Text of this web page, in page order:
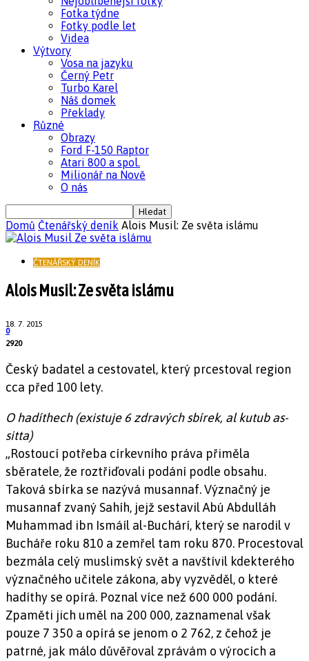
Fotka týdne
Fotky podle let
Videa
Výtvory
Vosa na jazyku
Černý Petr
Turbo Karel
Náš domek
Překlady
Různé
Obrazy
Ford F-150 Raptor
Atari 800 a spol.
Milionář na Nově
O nás
Domů Čtenářský deník Alois Musil: Ze světa islámu
ČTENÁŘSKÝ DENÍK
Alois Musil: Ze světa islámu
18. 7. 2015
0
2920
Český badatel a cestovatel, který prcestoval region
cca před 100 lety.
O hadíthech (existuje 6 zdravých sbírek, al kutub as-
sitta)
„Rostoucí potřeba církevního práva přiměla
sběratele, že roztřiďovali podání podle obsahu.
Taková sbírka se nazývá musannaf. Význačný je
musannaf zvaný Sahíh, jejž sestavil Abú Abdulláh
Muhammad ibn Ismáíl al-Buchárí, který se narodil v
Bucháře roku 810 a zemřel tam roku 870. Procestoval
bezmála celý muslimský svět a navštívil kdekterého
význačného učitele zákona, aby vyzvěděl, o které
hadíthy se opírá. Poznal více než 600 000 podání.
Zpaměti jich uměl na 200 000, zaznamenal však
pouze 7 350 a opírá se jenom o 2 762, z čehož je
patrné, jak málo důvěřoval zprávám o výrocích a